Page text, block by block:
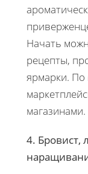
Начать
рецепты,
ярмарки. По
магазинами.
4. Бровист,